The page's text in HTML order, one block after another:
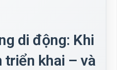
di động: Khi
triển khai – và